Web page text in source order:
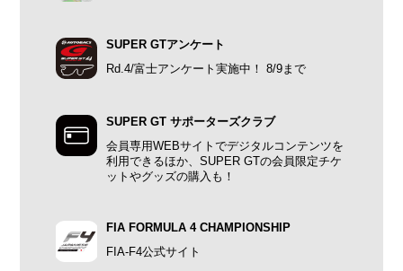
SUPER GTアンケート
Rd.4/富士アンケート実施中！ 8/9まで
SUPER GT サポーターズクラブ
会員専用WEBサイトでデジタルコンテンツを
利用できるほか、SUPER GTの会員限定チケ
ットやグッズの購入も！
FIA FORMULA 4 CHAMPIONSHIP
FIA-F4公式サイト